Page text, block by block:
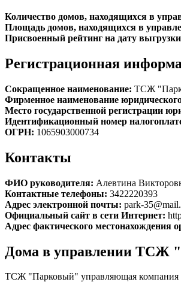
Количество домов, находящихся в
Площадь домов, находящихся в
Присвоенный рейтинг на дату
Регистрационная
Сокращенное наименование: ТСЖ
Фирменное наименование
Место государственной регистрации
Идентификационный номер
ОГРН: 1065903000734
Контакты
ФИО руководителя: Алевтина
Контактные телефоны: 3422220393
Адрес электронной почты: park-
Официальный сайт в сети Интернет:
Адрес фактического местонахождения
Дома в управлении ТСЖ
ТСЖ "Парковый" управляющая